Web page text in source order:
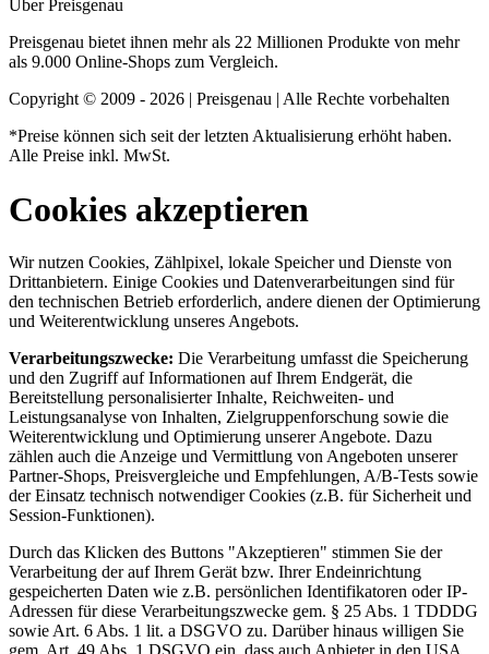
Über Preisgenau
Preisgenau bietet ihnen mehr als 22 Millionen Produkte von mehr
als 9.000 Online-Shops zum Vergleich.
Copyright © 2009 - 2026 | Preisgenau | Alle Rechte vorbehalten
*Preise können sich seit der letzten Aktualisierung erhöht haben.
Alle Preise inkl. MwSt.
Cookies akzeptieren
Wir nutzen Cookies, Zählpixel, lokale Speicher und Dienste von
Drittanbietern. Einige Cookies und Datenverarbeitungen sind für
den technischen Betrieb erforderlich, andere dienen der Optimierung
und Weiterentwicklung unseres Angebots.
Verarbeitungszwecke: Die Verarbeitung umfasst die Speicherung
und den Zugriff auf Informationen auf Ihrem Endgerät, die
Bereitstellung personalisierter Inhalte, Reichweiten- und
Leistungsanalyse von Inhalten, Zielgruppenforschung sowie die
Weiterentwicklung und Optimierung unserer Angebote. Dazu
zählen auch die Anzeige und Vermittlung von Angeboten unserer
Partner-Shops, Preisvergleiche und Empfehlungen, A/B-Tests sowie
der Einsatz technisch notwendiger Cookies (z.B. für Sicherheit und
Session-Funktionen).
Durch das Klicken des Buttons "Akzeptieren" stimmen Sie der
Verarbeitung der auf Ihrem Gerät bzw. Ihrer Endeinrichtung
gespeicherten Daten wie z.B. persönlichen Identifikatoren oder IP-
Adressen für diese Verarbeitungszwecke gem. § 25 Abs. 1 TDDDG
sowie Art. 6 Abs. 1 lit. a DSGVO zu. Darüber hinaus willigen Sie
gem. Art. 49 Abs. 1 DSGVO ein, dass auch Anbieter in den USA